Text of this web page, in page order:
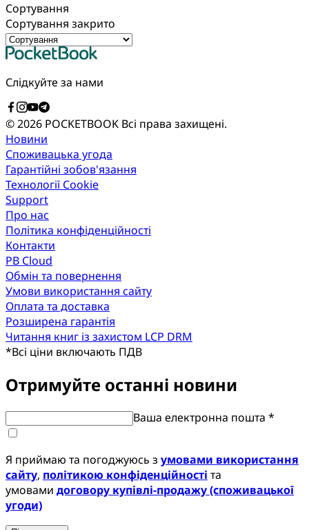
Сортування
Сортування закрито
Слідкуйте за нами
© 2026 POCKETBOOK Всі права захищені.
Новини
Споживацька угода
Гарантійні зобов'язання
Технології Cookie
Support
Про нас
Політика конфіденційності
Контакти
PB Cloud
Обмін та повернення
Умови використання сайту
Оплата та доставка
Розширена гарантія
Читання книг із захистом LCP DRM
*Всі ціни включають ПДВ
Отримуйте останні новини
Ваша електронна пошта *
Я приймаю та погоджуюсь з умовами використання
сайту, політикою конфіденційності та
умовами договору купівлі-продажу (споживацької
угоди)